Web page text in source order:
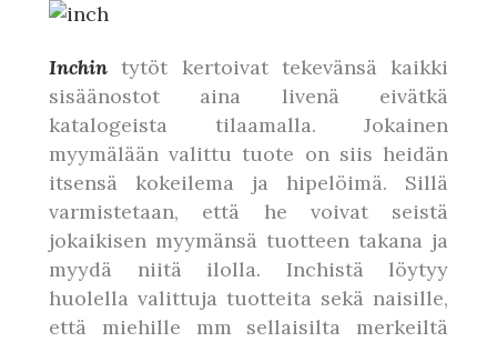
Inchin tytöt kertoivat tekevänsä kaikki
sisäänostot aina livenä eivätkä
katalogeista tilaamalla. Jokainen
myymälään valittu tuote on siis heidän
itsensä kokeilema ja hipelöimä. Sillä
varmistetaan, että he voivat seistä
jokaikisen myymänsä tuotteen takana ja
myydä niitä ilolla. Inchistä löytyy
huolella valittuja tuotteita sekä naisille,
että miehille mm sellaisilta merkeiltä